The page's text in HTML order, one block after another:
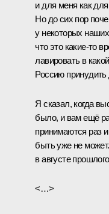
и для меня как
Но до сих пор
у некоторых
что это какие‑то
лавировать в
Россию принудить
Я сказал, когда
было, и вам ещё
принимаются раз
быть уже не
в августе
<…>